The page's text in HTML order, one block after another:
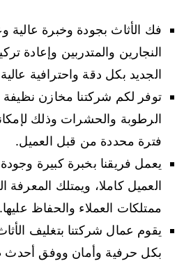
فك الأثاث بجودة وخبرة
النجارين والمتدربين وإعادة
الجديد بكل دقة واحترافية
توفر لكم شركتنا مخازن نظيفة
الرطوبة والحشرات وذلك
فترة محددة من قبل العميل.
يعمل فريقنا بخبرة كبيرة
العميل كاملا، ويمتلك المعرفة
ممتلكات العملاء والحفاظ عليها.
يقوم عمال شركتنا بتغليف
بكل حرفية وأمان ووفق أحدث